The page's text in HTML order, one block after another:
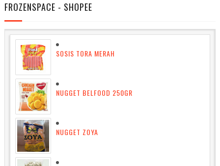
FROZENSPACE - SHOPEE
SOSIS TORA MERAH
NUGGET BELFOOD 250GR
NUGGET ZOYA